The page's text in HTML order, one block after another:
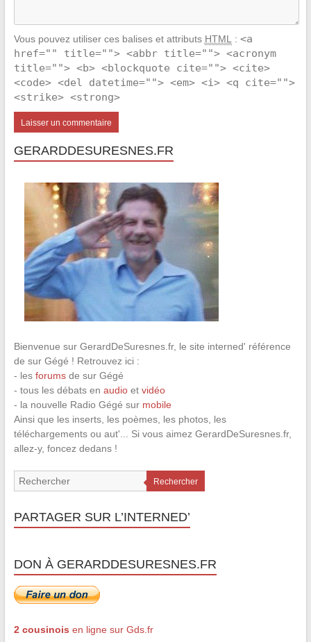
Vous pouvez utiliser ces balises et attributs HTML : <a
href="" title=""> <abbr title=""> <acronym
title=""> <b> <blockquote cite=""> <cite>
<code> <del datetime=""> <em> <i> <q cite="">
<strike> <strong>
GERARDDESURESNES.FR
Bienvenue sur GerardDeSuresnes.fr, le site interned' référence
de sur Gégé ! Retrouvez ici :
- les forumsde sur Gégé
- tous les débats en audioet vidéo
- la nouvelle Radio Gégé sur mobile
Ainsi que les inserts, les poèmes, les photos, les
téléchargements ou aut'... Si vous aimez GerardDeSuresnes.fr,
allez-y, foncez dedans !
Rechercher
PARTAGER SUR L’INTERNED’
DON À GERARDDESURESNES.FR
2 cousinois en ligne sur Gds.fr